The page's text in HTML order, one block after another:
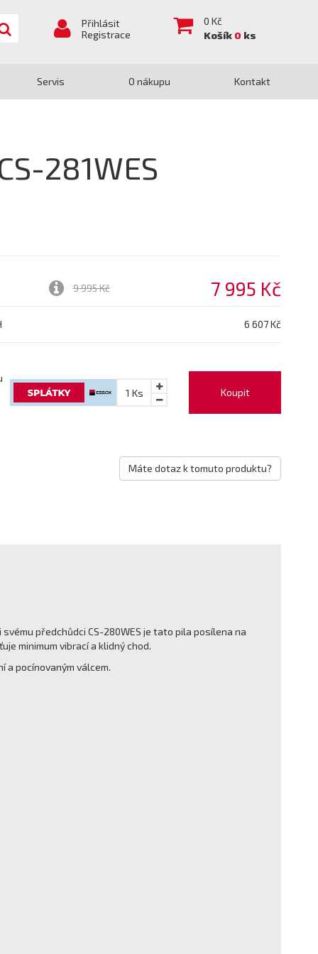
Přihlásit
Registrace
0 Kč
Košík 0 ks
Servis O nákupu Kontakt
281WES
9 995 Kč 7 995 Kč
6 607 Kč
Koupit
1 Ks
Máte dotaz k tomuto produktu?
předchůdci CS-280WES je tato pila posílena na
minimum vibrací a klidný chod.
a pocínovaným válcem.